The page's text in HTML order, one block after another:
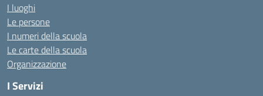
I luoghi
Le persone
I numeri della scuola
Le carte della scuola
Organizzazione
I Servizi